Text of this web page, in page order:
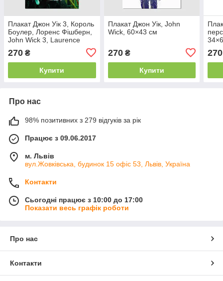
Плакат Джон Уік 3, Король
Боулер, Лоренс Фішберн,
John Wick 3, Laurence
270 ₴
Купити
Плакат Джон Уік, John
Wick, 60×43 см
270₴
Купити
270
Про нас
98% позитивних з 279 відгуків за рік
Працює з 09.06.2017
м. Львів
вул.Жовківська, будинок 15 офіс 53, Львів, Україна
Контакти
Сьогодні працює з 10:00 до 17:00
Показати весь графік роботи
Про нас
Контакти